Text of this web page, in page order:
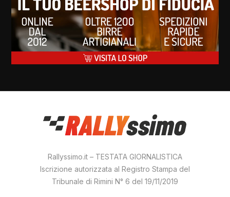
Rallyssimo.it – TESTATA GIORNALISTICA
Iscrizione autorizzata al Registro Stampa del
Tribunale di Rimini N° 6 del 19/11/2019